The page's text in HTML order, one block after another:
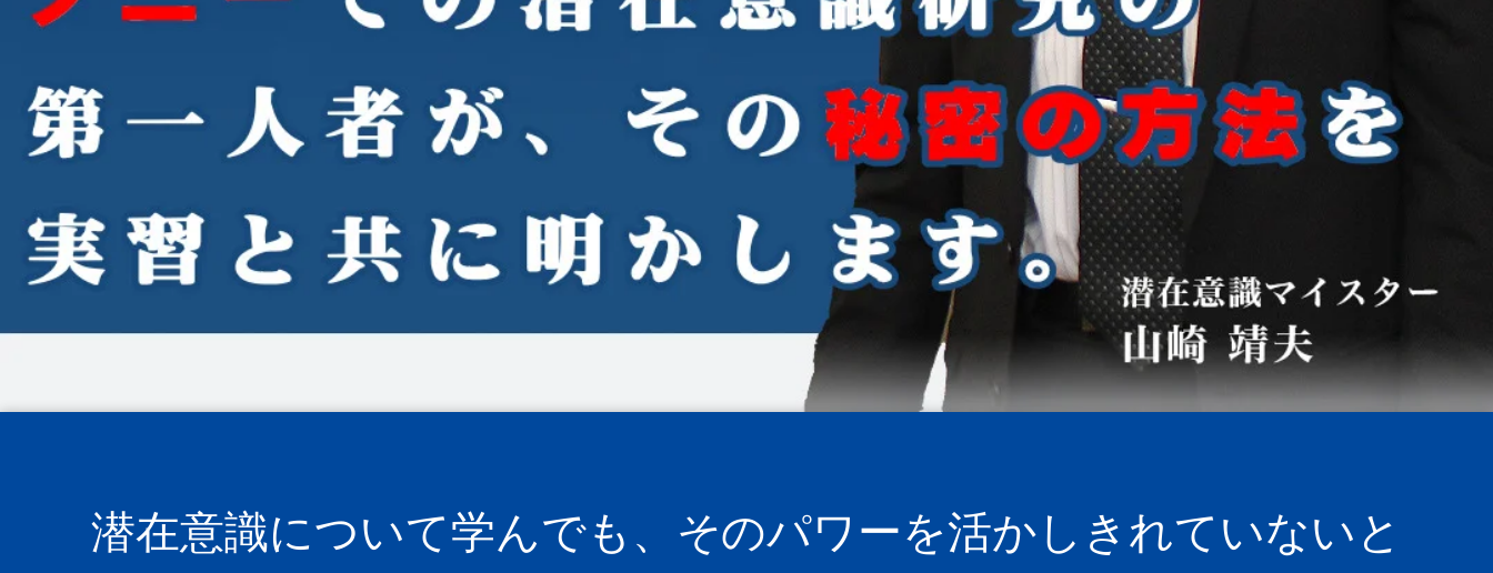
潜在意識について学んでも、そのパワーを活かしきれていないと